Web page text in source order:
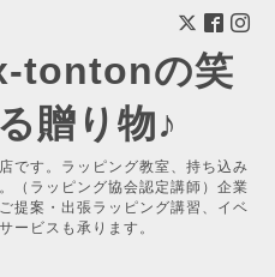
tontonの笑
贈り物♪
です。ラッピング教室、持ち込み
（ラッピング協会認定講師）企業
提案・出張ラッピング講習、イベ
ービスも承ります。